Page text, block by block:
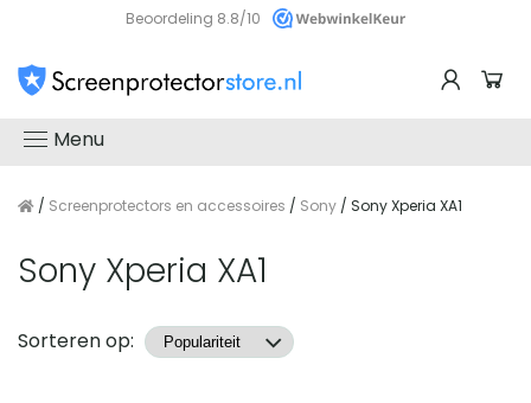
Beoordeling 8.8/10
Menu
/ Screenprotectors en accessoires / Sony / Sony Xperia XA1
Sony Xperia XA1
Producten
Sorteren op: